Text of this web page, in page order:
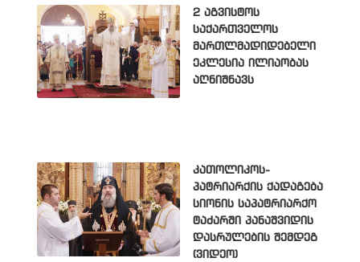
2 აგვისტოს
საქართველოს
მართლმადიდებელი
ეკლესია ილიაობას
აღნიშნავს
კათოლიკოს-
პატრიარქის ქადაგება
სიონის საპატრიარქო
ტაძარში პანაშვიდის
დასრულების შემდეგ
(ვიდეო)